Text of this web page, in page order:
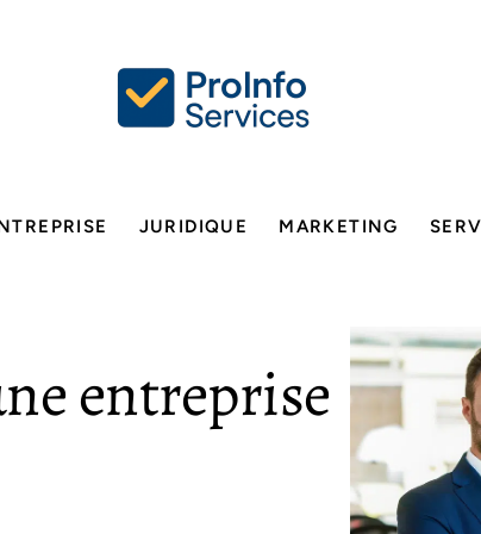
JURIDIQUE MARKETING
entreprise